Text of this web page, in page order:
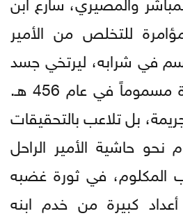
للتخلص من الأمير
في شرابه، ليرتخي جسد
بلقين ويفارق الحياة مسموماً في عام 456 هـ.
بل تلاعب بالتحقيقات
نحو حاشية الأمير الراحل
المكلوم، في ثورة غضبه
كبيرة من خدم ابنه